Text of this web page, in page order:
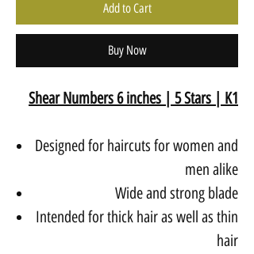
Add to Cart
Buy Now
Shear Numbers 6 inches | 5 Stars | K1
Designed for haircuts for women and
men alike
Wide and strong blade
Intended for thick hair as well as thin
hair